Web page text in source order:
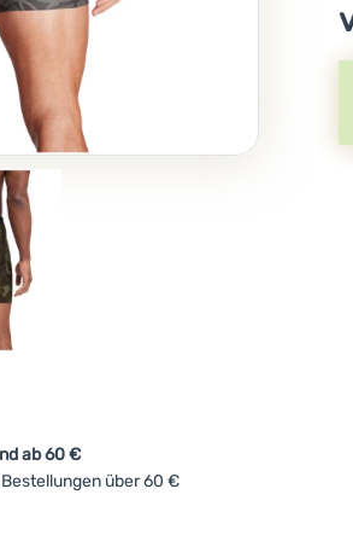
ab 60 €
über 60 €